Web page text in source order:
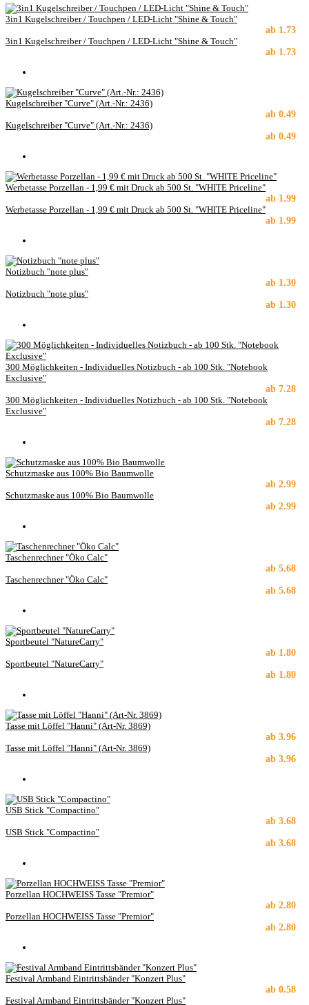
3in1 Kugelschreiber / Touchpen / LED-Licht "Shine & Touch"
ab 1.73
3in1 Kugelschreiber / Touchpen / LED-Licht "Shine & Touch"
ab 1.73
Kugelschreiber "Curve" (Art.-Nr.: 2436)
ab 0.49
Kugelschreiber "Curve" (Art.-Nr.: 2436)
ab 0.49
Werbetasse Porzellan - 1,99 € mit Druck ab 500 St. "WHITE Priceline"
ab 1.99
Werbetasse Porzellan - 1,99 € mit Druck ab 500 St. "WHITE Priceline"
ab 1.99
Notizbuch "note plus"
ab 1.30
Notizbuch "note plus"
ab 1.30
300 Möglichkeiten - Individuelles Notizbuch - ab 100 Stk. "Notebook
Exclusive"
ab 7.28
300 Möglichkeiten - Individuelles Notizbuch - ab 100 Stk. "Notebook
Exclusive"
ab 7.28
Schutzmaske aus 100% Bio Baumwolle
ab 2.99
Schutzmaske aus 100% Bio Baumwolle
ab 2.99
Taschenrechner "Öko Calc"
ab 5.68
Taschenrechner "Öko Calc"
ab 5.68
Sportbeutel "NatureCarry"
ab 1.80
Sportbeutel "NatureCarry"
ab 1.80
Tasse mit Löffel "Hanni" (Art-Nr. 3869)
ab 3.96
Tasse mit Löffel "Hanni" (Art-Nr. 3869)
ab 3.96
USB Stick "Compactino"
ab 3.68
USB Stick "Compactino"
ab 3.68
Porzellan HOCHWEISS Tasse "Premior"
ab 2.80
Porzellan HOCHWEISS Tasse "Premior"
ab 2.80
Festival Armband Eintrittsbänder "Konzert Plus"
ab 0.58
Festival Armband Eintrittsbänder "Konzert Plus"